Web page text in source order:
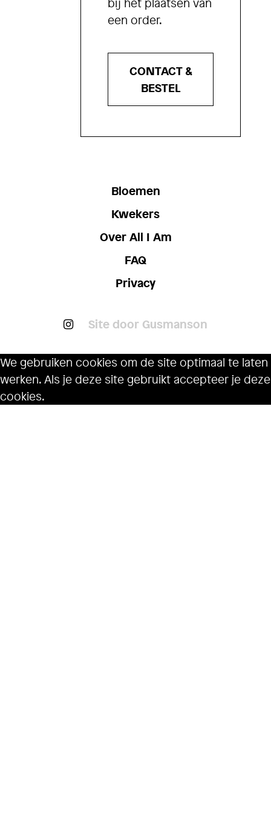
een order.
CONTACT &
BESTEL
Bloemen
Kwekers
Over All I Am
FAQ
Privacy
Site door Gusmanson
We gebruiken cookies om de site optimaal te laten
werken. Als je deze site gebruikt accepteer je deze
cookies.